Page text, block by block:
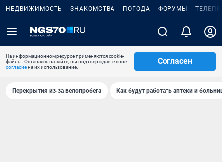
НЕДВИЖИМОСТЬ ЗНАКОМСТВА ПОГОДА ФОРУМЫ
На информационном ресурсе применяются cookie-
файлы. Оставаясь на сайте, вы подтверждаете свое
согласиена их использование.
Согласен
Перекрытия из-за велопробега Как будут работать аптеки и